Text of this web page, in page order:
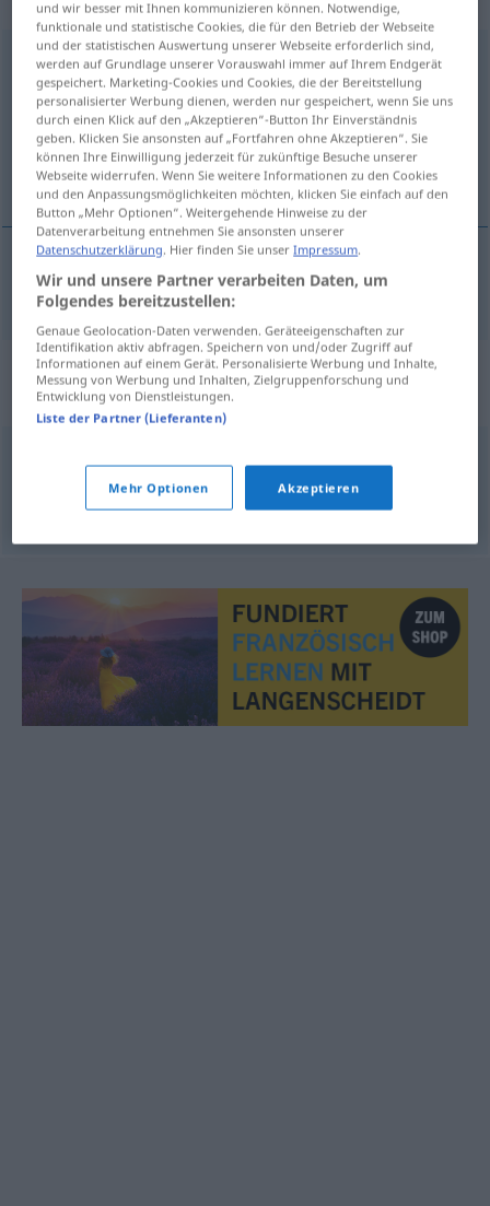
Entscheidungsträgerm
Übersicht aller Übersetzungen
(Für mehr Details die Übersetzung anklicken/antippen)
décideur
décideurm Entscheidungsträger
Synonyme für
"Entscheidungsträger"
Manager,Führungskraft,Leiter,Lenker (ugs.)
und wir besser mit Ihnen kommunizieren können. Notwendige,
funktionale und statistische Cookies, die für den Betrieb der Webseite
und der statistischen Auswertung unserer Webseite erforderlich sind,
werden auf Grundlage unserer Vorauswahl immer auf Ihrem Endgerät
gespeichert. Marketing-Cookies und Cookies, die der Bereitstellung
personalisierter Werbung dienen, werden nur gespeichert, wenn Sie uns
durch einen Klick auf den „Akzeptieren“-Button Ihr Einverständnis
geben. Klicken Sie ansonsten auf „Fortfahren ohne Akzeptieren“. Sie
können Ihre Einwilligung jederzeit für zukünftige Besuche unserer
Webseite widerrufen. Wenn Sie weitere Informationen zu den Cookies
und den Anpassungsmöglichkeiten möchten, klicken Sie einfach auf den
Button „Mehr Optionen“. Weitergehende Hinweise zu der
Datenverarbeitung entnehmen Sie ansonsten unserer
Datenschutzerklärung. Hier finden Sie unserImpressum.
Wir und unsere Partner verarbeiten Daten, um
Folgendes bereitzustellen:
Genaue Geolocation-Daten verwenden. Geräteeigenschaften zur
Identifikation aktiv abfragen. Speichern von und/oder Zugriff auf
Informationen auf einem Gerät. Personalisierte Werbung und Inhalte,
Messung von Werbung und Inhalten, Zielgruppenforschung und
Entwicklung von Dienstleistungen.
Liste der Partner (Lieferanten)
Mehr Optionen Akzeptieren